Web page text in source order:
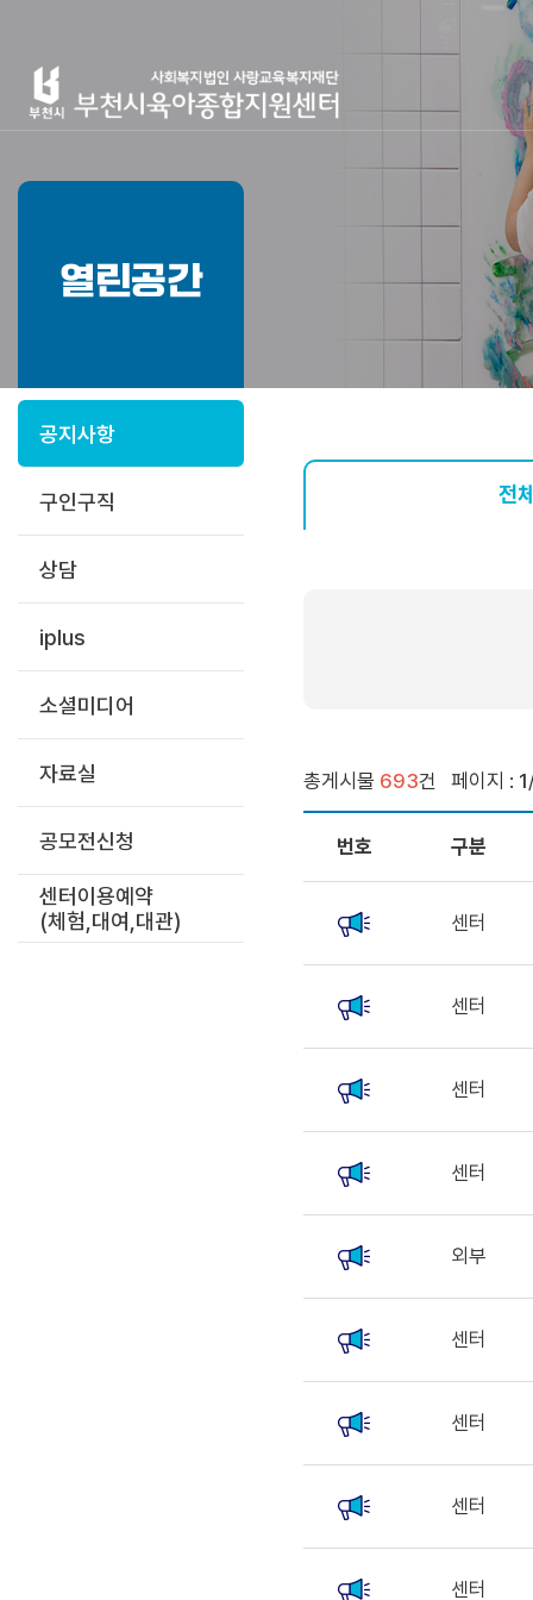
열린공간
공지사항
구인구직
상담
iplus
소셜미디어
자료실
공모전신청
센터이용예약
(체험,대여,대관)
전
총게시물 693건 페이지 : 1
번호 구분
센터
센터
센터
센터
외부
센터
센터
센터
센터